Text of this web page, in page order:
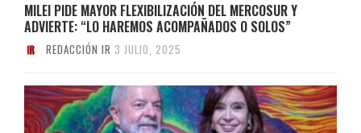
MILEI PIDE MAYOR FLEXIBILIZACIÓN DEL MERCOSUR Y
ADVIERTE: “LO HAREMOS ACOMPAÑADOS O SOLOS”
REDACCIÓN IR 3 JULIO, 2025